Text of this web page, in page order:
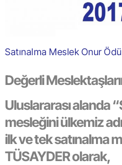
Satınalma Meslek Onur
Değerli
Uluslararası alanda
mesleğini ülkemiz
ilk ve tek satınalma
TÜSAYDER olarak,